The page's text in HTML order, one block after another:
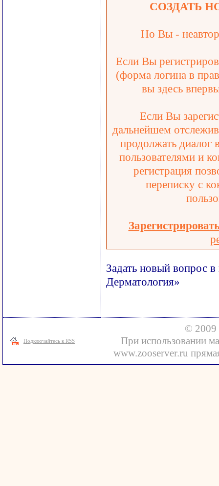
СОЗДАТЬ
Но Вы -
Если Вы
(форма логина в
вы здесь
Если Вы
дальнейшем
продолжать диалог
пользователями и
регистрация
переписку с
Задать новый вопрос
Дерматология»
Подключайтесь к RSS
© 2009
При использовании
www.zooserver.ru